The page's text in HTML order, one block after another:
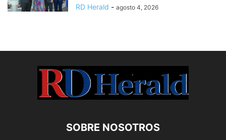
RD Herald - agosto 4, 2026
SOBRE NOSOTROS